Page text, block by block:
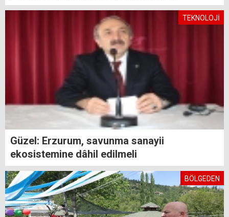
TEKNOLOJİ
Güzel: Erzurum, savunma sanayii
ekosistemine dâhil edilmeli
BÖLGEDEN